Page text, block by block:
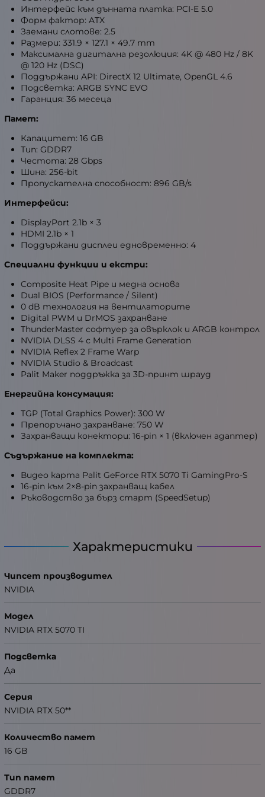
Интерфейс към дънната платка: PCI-E 5.0
Форм фактор: ATX
Заемани слотове: 2.5
Размери: 331.9 × 127.1 × 49.7 mm
Максимална дигитална резолюция: 4K @ 480 Hz / 8K
@ 120 Hz (DSC)
Поддържани API: DirectX 12 Ultimate, OpenGL 4.6
Подсветка: ARGB SYNC EVO
Гаранция: 36 месеца
Памет:
Капацитет: 16 GB
Тип: GDDR7
Честота: 28 Gbps
Шина: 256-bit
Пропускателна способност: 896 GB/s
Интерфейси:
DisplayPort 2.1b × 3
HDMI 2.1b × 1
Поддържани дисплеи едновременно: 4
Специални функции и екстри:
Composite Heat Pipe и медна основа
Dual BIOS (Performance / Silent)
0 dB технология на вентилаторите
Digital PWM и DrMOS захранване
ThunderMaster софтуер за овърклок и ARGB контрол
NVIDIA DLSS 4 с Multi Frame Generation
NVIDIA Reflex 2 Frame Warp
NVIDIA Studio & Broadcast
Palit Maker поддръжка за 3D-принт шрауд
Енергийна консумация:
TGP (Total Graphics Power): 300 W
Препоръчано захранване: 750 W
Захранващи конектори: 16-pin × 1 (включен адаптер)
Съдържание на комплекта:
Видео карта Palit GeForce RTX 5070 Ti GamingPro-S
16-pin към 2×8-pin захранващ кабел
Ръководство за бърз старт (SpeedSetup)
Характеристики
Чипсет производител
NVIDIA
Модел
NVIDIA RTX 5070 TI
Подсветка
Да
Серия
NVIDIA RTX 50**
Количество памет
16 GB
Тип памет
GDDR7